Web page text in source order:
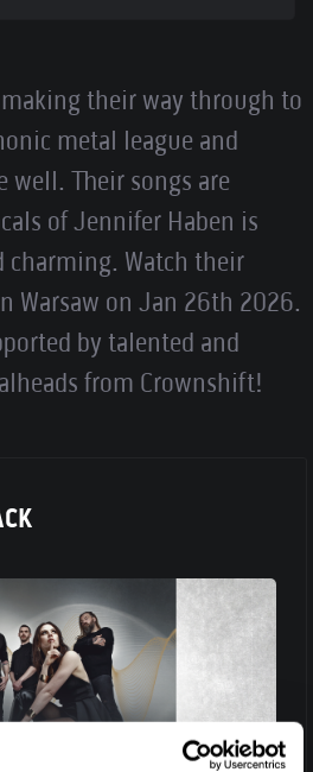
making their way through to
metal league and
Their songs are
of Jennifer Haben is
Watch their
Warsaw on Jan 26th 2026.
by talented and
from Crownshift!